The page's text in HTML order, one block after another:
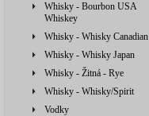
Whisky - Bourbon USA
Whiskey
Whisky - Whisky Canadian
Whisky - Whisky Japan
Whisky - Žitná - Rye
Whisky - Whisky/Spirit
Vodky